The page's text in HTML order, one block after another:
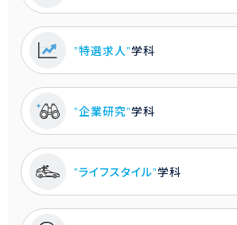
"特選求人"学科
"企業研究"学科
"ライフスタイル"学科